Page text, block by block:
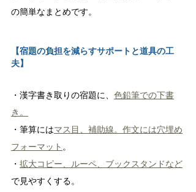
の簡単なまとめです。
【宿題の負担を減らすサポートと道具の工
夫】
・漢字書き取りの宿題に、 色鉛筆での下書
き。
・筆算にはマス目、補助線。 作文には穴埋め
フォーマット 。
・ 拡大コピー、ルーペ、ブックスタンドなど
で見やすくする。